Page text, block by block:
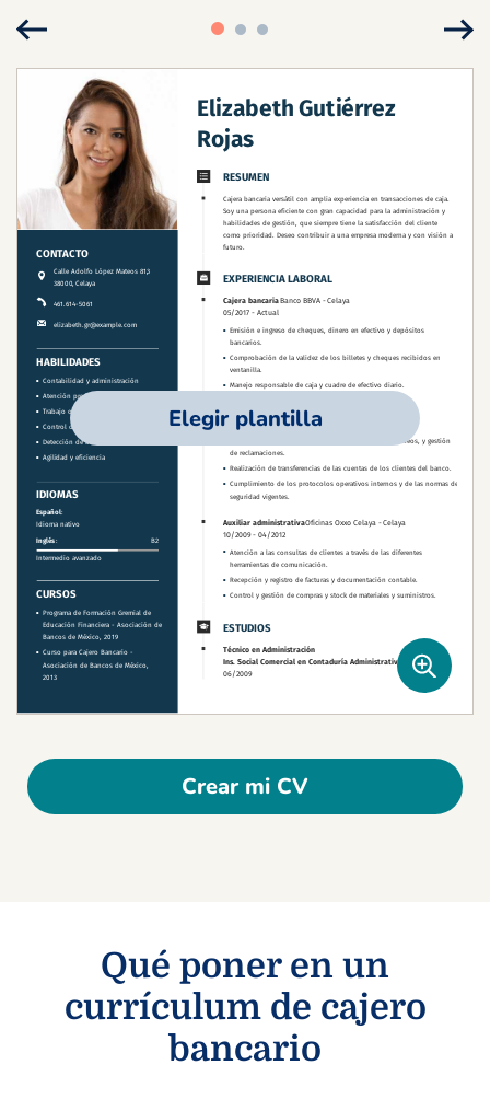
Elegir plantilla
Crear mi CV
Qué poner en un
currículum de cajero
bancario